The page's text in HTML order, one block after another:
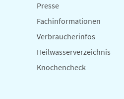
Presse
Fachinformationen
Verbraucherinfos
Heilwasserverzeichnis
Knochencheck